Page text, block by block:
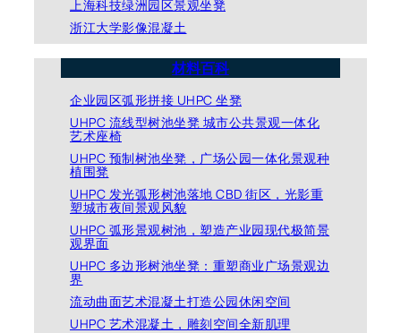
上海科技绿洲园区景观坐凳
浙江大学影像混凝土
材料百科
企业园区弧形拼接 UHPC 坐凳
UHPC 流线型树池坐凳 城市公共景观一体化
艺术座椅
UHPC 预制树池坐凳，广场公园一体化景观种
植围凳
UHPC 发光弧形树池落地 CBD 街区，光影重
塑城市夜间景观风貌
UHPC 弧形景观树池，塑造产业园现代极简景
观界面
UHPC 多边形树池坐凳：重塑商业广场景观边
界
流动曲面艺术混凝土打造公园休闲空间
UHPC 艺术混凝土，雕刻空间全新肌理